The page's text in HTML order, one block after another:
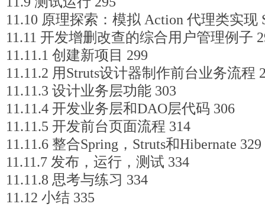
11.10 原理探索：模拟 Action 代理类实现
11.11 开发增删改查的综合用户管理例子
11.11.1 创建新项目 299
11.11.2 用Struts设计器制作前台业务流程
11.11.3 设计业务层功能 303
11.11.4 开发业务层和DAO层代码 306
11.11.5 开发前台页面流程 314
11.11.6 整合Spring，Struts和Hibernate 329
11.11.7 发布，运行，测试 334
11.11.8 思考与练习 334
11.12 小结 335